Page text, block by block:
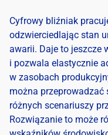
Cyfrowy bliźniak
odzwierciedlając stan
awarii. Daje to jeszcze
i pozwala elastycznie
w zasobach
można przeprowadzać
różnych scenariuszy
Rozwiązanie to może